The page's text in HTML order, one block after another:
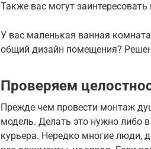
Также вас могут
У вас маленькая ванная
общий дизайн помещения?
Проверяем
Прежде чем провести монтаж
модель. Делать это нужно либо
курьера. Нередко многие люди,